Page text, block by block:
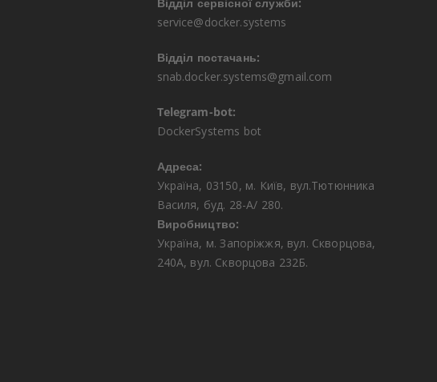
service@docker.systems
Відділ постачань:
snab.docker.systems@gmail.com
Telegram-bot:
DockerSystems bot
Адреса:
Україна, 03150, м. Київ, вул.Тютюнника
Василя, буд. 28-А/ 280.
Виробництво:
Україна, м. Запоріжжя, вул. Скворцова,
240А, вул. Скворцова 232Б.